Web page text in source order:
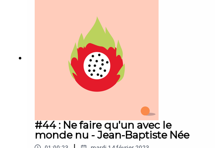
voyage au cœur de l'œuvre pour découvrir ses
secrets. Celle-ci devient un outil, un espace de
connexion à soi et à l'au-delà. »
#44 : Ne faire qu'un avec le
monde nu - Jean-Baptiste Née